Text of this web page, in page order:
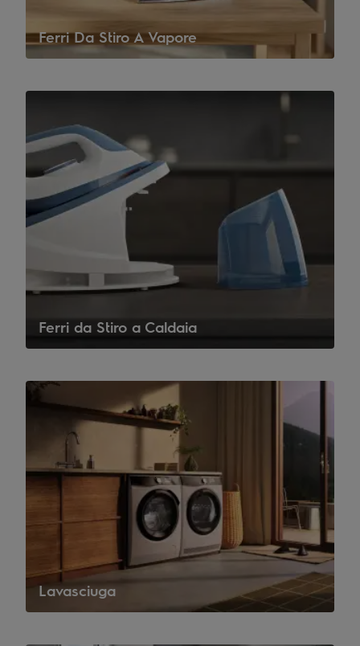
Ferri Da Stiro A Vapore
Ferri da Stiro a Caldaia
Lavasciuga